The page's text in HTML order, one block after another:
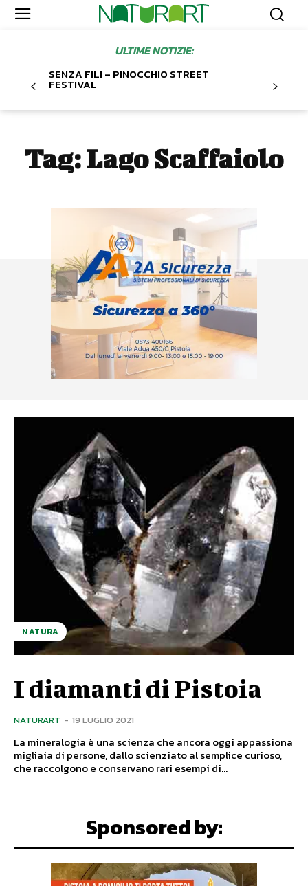
ULTIME NOTIZIE:
SENZA FILI – PINOCCHIO STREET
FESTIVAL
Tag:Lago Scaffaiolo
NATURA
I diamanti di Pistoia
NATURART - 19 LUGLIO 2021
La mineralogia è una scienza che ancora oggi appassiona
migliaia di persone, dallo scienziato al semplice curioso,
che raccolgono e conservano rari esempi di...
Sponsored by: